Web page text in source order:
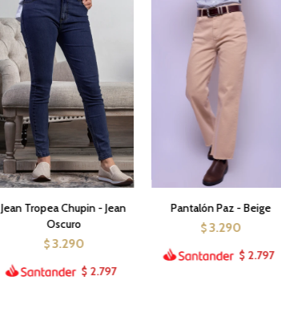
Jean Tropea Chupin - Jean
Oscuro
$ 3.290
$ 2.797
Pantalón Paz - Beige
$ 3.290
$ 2.797